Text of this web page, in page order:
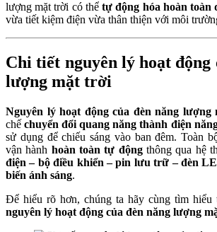
lượng mặt trời có thểtự động hóa hoàn toàn
vừa tiết kiệm điện vừa thân thiện với môi
Chi tiết nguyên lý hoạt động
lượng mặt trời
Nguyên lý hoạt động của đèn năng lượng
chếchuyển đổi quang năng thành điện
sử dụng để chiếu sáng vào ban đêm. Toàn
vận hành hoàn toàn tự độngthông qua hệ
điện – bộ điều khiển – pin lưu trữ – đèn
biến ánh sáng.
Để hiểu rõ hơn, chúng ta hãy cùng tìm hiểu
nguyên lý hoạt động của đèn năng lượng